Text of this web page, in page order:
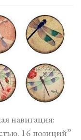
навигация:
16 позиций”